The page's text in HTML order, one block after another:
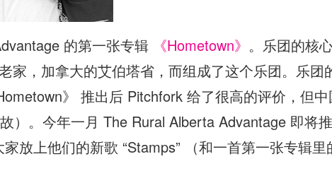
的第一张专辑 《Hometown》 。乐团的核
家，加拿大的艾伯塔省，而组成了这个乐团。乐团
》 推出后 Pitchfork 给了很高的评价，但
）。今年一月 The Rural Alberta Advantage 即将
家放上他们的新歌 “Stamps” （和一首第一张专辑